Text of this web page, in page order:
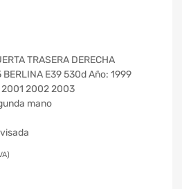
TRASERA DERECHA
BERLINA E39 530d Año: 1999
2002 2003
mano